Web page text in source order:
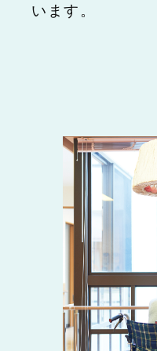
います。